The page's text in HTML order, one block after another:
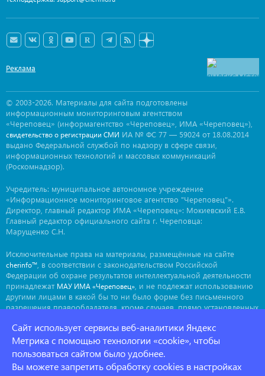
Реклама
© 2003-2026. Материалы для сайта подготовлены
информационным мониторинговым агентством
«Череповец» (информагентство «Череповец», ИМА «Череповец»),
свидетельство о регистрации СМИ ИА № ФС 77 — 59024 от 18.08.2014
выдано Федеральной службой по надзору в сфере связи,
информационных технологий и массовых коммуникаций
(Роскомнадзор).
Учредитель: муниципальное автономное учреждение
«Информационное мониторинговое агентство "Череповец"».
Директор, главный редактор ИМА «Череповец»: Мокиевский Е.В.
Главный редактор официального сайта г. Череповца:
Марущенко С.Н.
Исключительные права на материалы, размещённые на сайте
cherinfo™ , в соответствии с законодательством Российской
Федерации об охране результатов интеллектуальной деятельности
принадлежат МАУ ИМА «Череповец» , и не подлежат использованию
другими лицами в какой бы то ни было форме без письменного
разрешения правообладателя, кроме случаев, прямо установленных
ima@cherinfo.ru. Мнение авторов может не совпадать с мнением
редакции.
При использовании материалов сайтаcherinfo™
является прямая, открытая для индексации гиперссылка на
Сайт использует сервисы веб-аналитики Яндекс
Метрика с помощью технологии «cookie», чтобы
пользоваться сайтом было удобнее.
Вы можете запретить обработку cookies в настройках